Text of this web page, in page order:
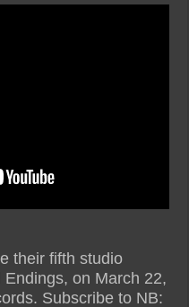
their fifth studio
on March 22,
Subscribe to NB: